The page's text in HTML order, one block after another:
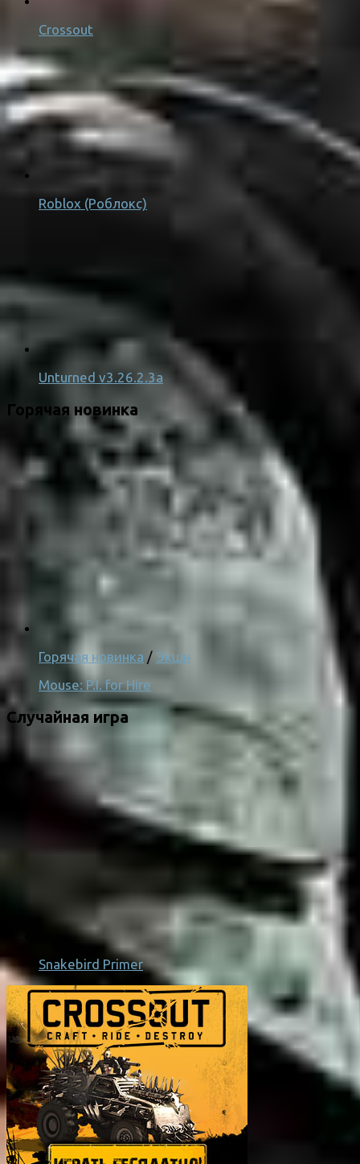
Crossout
Roblox (Роблокс)
Unturned v3.26.2.3a
Горячая новинка
Горячая новинка / Экшн
Mouse: P.I. for Hire
Случайная игра
Snakebird Primer